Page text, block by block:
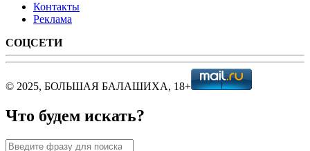
Контакты
Реклама
СОЦСЕТИ
© 2025, БОЛЬШАЯ БАЛАШИХА, 18+
Что будем искать?